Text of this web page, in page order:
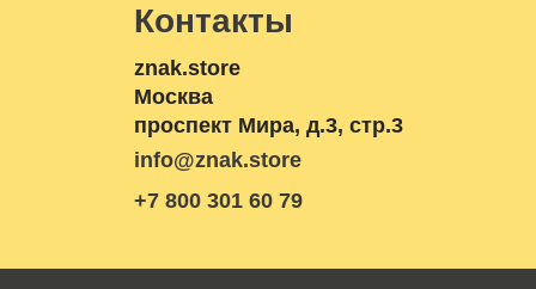
Контакты
znak.store
Москва
проспект Мира, д.3, стр.3
info@znak.store
+7 800 301 60 79